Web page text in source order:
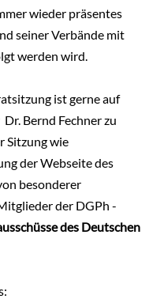
wieder präsentes
seiner Verbände mit
werden wird.
ist gerne auf
Bernd Fechner zu
Sitzung wie
der Webseite des
besonderer
der DGPh -
des Deutschen